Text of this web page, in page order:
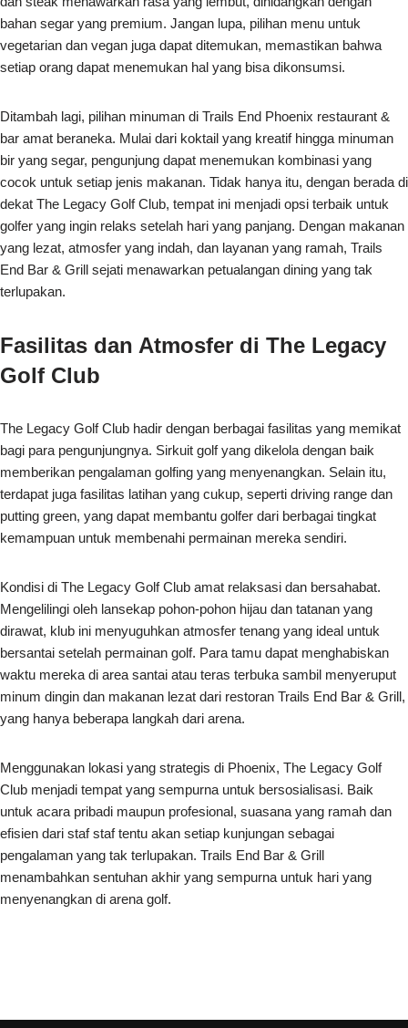
bahan segar yang premium. Jangan lupa, pilihan menu untuk
vegetarian dan vegan juga dapat ditemukan, memastikan bahwa
setiap orang dapat menemukan hal yang bisa dikonsumsi.
Ditambah lagi, pilihan minuman di Trails End Phoenix restaurant &
bar amat beraneka. Mulai dari koktail yang kreatif hingga minuman
bir yang segar, pengunjung dapat menemukan kombinasi yang
cocok untuk setiap jenis makanan. Tidak hanya itu, dengan berada di
dekat The Legacy Golf Club, tempat ini menjadi opsi terbaik untuk
golfer yang ingin relaks setelah hari yang panjang. Dengan makanan
yang lezat, atmosfer yang indah, dan layanan yang ramah, Trails
End Bar & Grill sejati menawarkan petualangan dining yang tak
terlupakan.
Fasilitas dan Atmosfer di The Legacy
Golf Club
The Legacy Golf Club hadir dengan berbagai fasilitas yang memikat
bagi para pengunjungnya. Sirkuit golf yang dikelola dengan baik
memberikan pengalaman golfing yang menyenangkan. Selain itu,
terdapat juga fasilitas latihan yang cukup, seperti driving range dan
putting green, yang dapat membantu golfer dari berbagai tingkat
kemampuan untuk membenahi permainan mereka sendiri.
Kondisi di The Legacy Golf Club amat relaksasi dan bersahabat.
Mengelilingi oleh lansekap pohon-pohon hijau dan tatanan yang
dirawat, klub ini menyuguhkan atmosfer tenang yang ideal untuk
bersantai setelah permainan golf. Para tamu dapat menghabiskan
waktu mereka di area santai atau teras terbuka sambil menyeruput
minum dingin dan makanan lezat dari restoran Trails End Bar & Grill,
yang hanya beberapa langkah dari arena.
Menggunakan lokasi yang strategis di Phoenix, The Legacy Golf
Club menjadi tempat yang sempurna untuk bersosialisasi. Baik
untuk acara pribadi maupun profesional, suasana yang ramah dan
efisien dari staf staf tentu akan setiap kunjungan sebagai
pengalaman yang tak terlupakan. Trails End Bar & Grill
menambahkan sentuhan akhir yang sempurna untuk hari yang
menyenangkan di arena golf.